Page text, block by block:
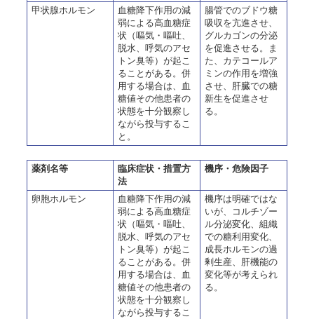
甲状腺ホルモン
血糖降下作用の減
弱による高血糖症
状（嘔気・嘔吐、
脱水、呼気のアセ
トン臭等）が起こ
ることがある。併
用する場合は、血
糖値その他患者の
状態を十分観察し
ながら投与するこ
と。
腸管でのブドウ糖
吸収を亢進させ、
グルカゴンの分泌
を促進させる。ま
た、カテコールア
ミンの作用を増強
させ、肝臓での糖
新生を促進させ
る。
薬剤名等
臨床症状・措置方
法
機序・危険因子
卵胞ホルモン
血糖降下作用の減
弱による高血糖症
状（嘔気・嘔吐、
脱水、呼気のアセ
トン臭等）が起こ
ることがある。併
用する場合は、血
糖値その他患者の
状態を十分観察し
ながら投与するこ
機序は明確ではな
いが、コルチゾー
ル分泌変化、組織
での糖利用変化、
成長ホルモンの過
剰生産、肝機能の
変化等が考えられ
る。